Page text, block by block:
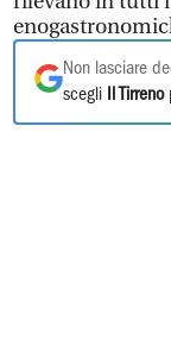
Non lasciare
scegli
Il Tirreno